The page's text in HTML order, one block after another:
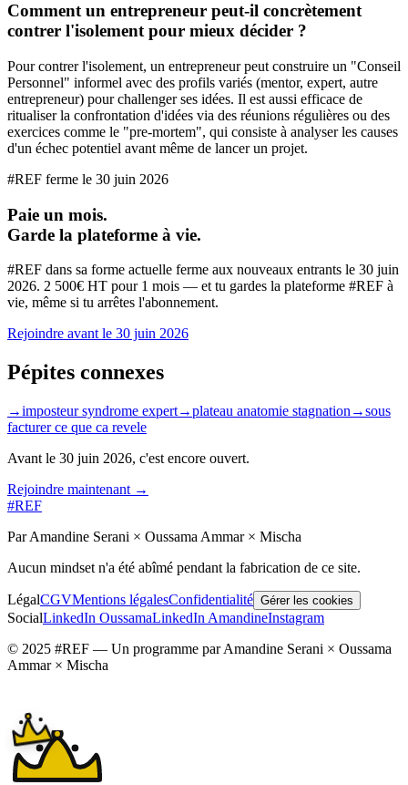
Comment un entrepreneur peut-il concrètement
contrer l'isolement pour mieux décider ?
Pour contrer l'isolement, un entrepreneur peut construire un "Conseil
Personnel" informel avec des profils variés (mentor, expert, autre
entrepreneur) pour challenger ses idées. Il est aussi efficace de
ritualiser la confrontation d'idées via des réunions régulières ou des
exercices comme le "pre-mortem", qui consiste à analyser les causes
d'un échec potentiel avant même de lancer un projet.
#REF ferme le 30 juin 2026
Paie un mois.
Garde la plateforme à vie.
#REF dans sa forme actuelle ferme aux nouveaux entrants le 30 juin
2026. 2 500€ HT pour 1 mois — et tu gardes la plateforme #REF à
vie, même si tu arrêtes l'abonnement.
Rejoindre avant le 30 juin 2026
Pépites connexes
→imposteur syndrome expert→plateau anatomie stagnation →sous
facturer ce que ca revele
Avant le 30 juin 2026, c'est encore ouvert.
Rejoindre maintenant →
#REF
Par Amandine Serani × Oussama Ammar × Mischa
Aucun mindset n'a été abîmé pendant la fabrication de ce site.
LégalCGVMentions légalesConfidentialité Gérer les cookies
SocialLinkedIn OussamaLinkedIn AmandineInstagram
© 2025 #REF — Un programme par Amandine Serani × Oussama
Ammar × Mischa